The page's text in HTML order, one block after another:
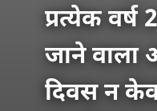
प्रत्येक
जाने वाला
दिवस न